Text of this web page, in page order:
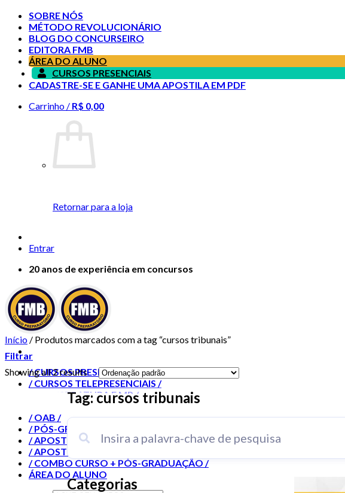
SOBRE NÓS
MÉTODO REVOLUCIONÁRIO
BLOG DO CONCURSEIRO
EDITORA FMB
ÁREA DO ALUNO
CURSOS PRESENCIAIS
CADASTRE-SE E GANHE UMA APOSTILA EM PDF
Carrinho / R$ 0,00
Retornar para a loja
Entrar
20 anos de experiência em concursos
/ CURSOS PRESENCIAIS /
/ CURSOS TELEPRESENCIAIS /
/ MAGISTRATURA E MP /
/ OUTROS CURSOS /
/ OAB /
/ PÓS-GRADUAÇÃO /
/ APOSTILAS /
/ APOSTILAS IMPRESSAS /
/ COMBO CURSO + PÓS-GRADUAÇÃO /
ÁREA DO ALUNO
Início / Produtos marcados com a tag “cursos tribunais”
Filtrar
Showing all 2 results
Tag: cursos tribunais
Categorias